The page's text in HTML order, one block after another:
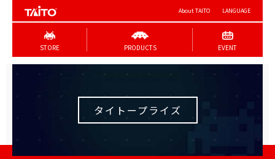
About TAITO LANGUAGE
STORE PRODUCTS EVENT
タイトープライズ